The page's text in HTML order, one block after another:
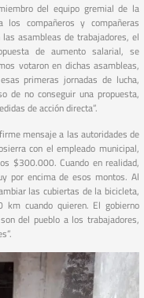
del equipo gremial de la
los compañeros y compañeras
asambleas de trabajadores, el
de aumento salarial, se
votaron en dichas asambleas,
primeras jornadas de lucha,
de no conseguir una propuesta,
de acción directa”.
mensaje a las autoridades de
con el empleado municipal,
$300.000. Cuando en realidad,
por encima de esos montos. Al
las cubiertas de la bicicleta,
km cuando quieren. El gobierno
del pueblo a los trabajadores,